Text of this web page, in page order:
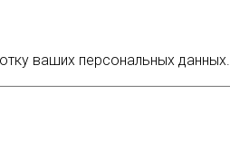
ваших персональных данных.